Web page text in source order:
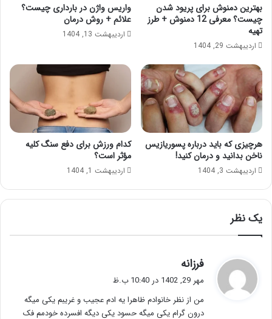
بهترین دمنوش برای پریود شدن
چیست؟ معرفی 12 دمنوش + طرز
تهیه
اردیبهشت 29, 1404
واریس واژن در بارداری چیست؟
علائم + روش درمان
اردیبهشت 13, 1404
هرچیزی که باید درباره پسوریازیس
ناخن بدانید و درمان کنید!
اردیبهشت 3, 1404
کدام ورزش برای دفع سنگ کلیه
مؤثر است؟
اردیبهشت 1, 1404
یک نظر
فرزانه
:
مهر 29, 1402 در 10:40 ب.ظ
من از نظر خانوادم ظاهرا یه ادم عجیب و غریبم یکی میگه
درون گرام یکی میگه حسود یکی دیگه افسرده خودمم فک